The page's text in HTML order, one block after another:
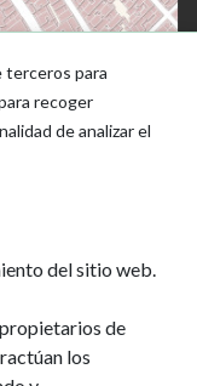
terceros para
recoger
de analizar el
del sitio web.
de
los